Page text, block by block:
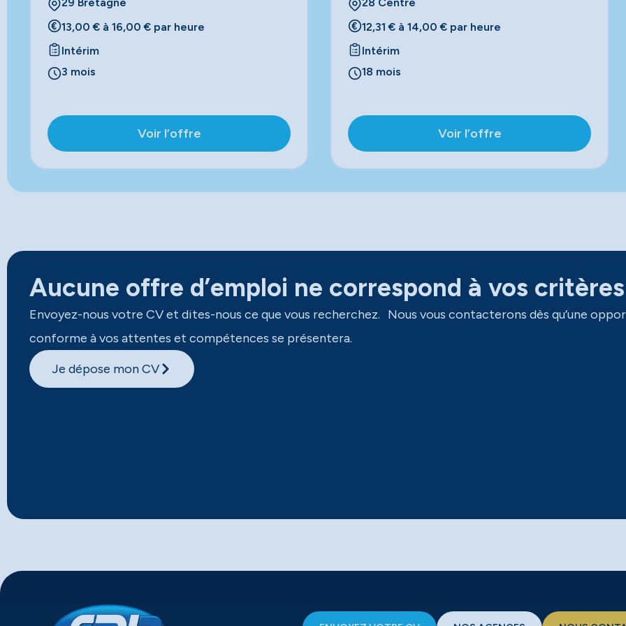
13,00 € à 16,00 € par heure
Intérim
3 mois
Voir l’offre
12,31 € à 14,00 € par heure
Intérim
18 mois
Voir l’offre
Aucune offre d’emploi ne correspond à vos
Envoyez-nous votre CV et dites-nous ce que vous recherchez. Nous vous contacterons dès qu’une
conforme à vos attentes et compétences se présentera.
Je dépose mon CV